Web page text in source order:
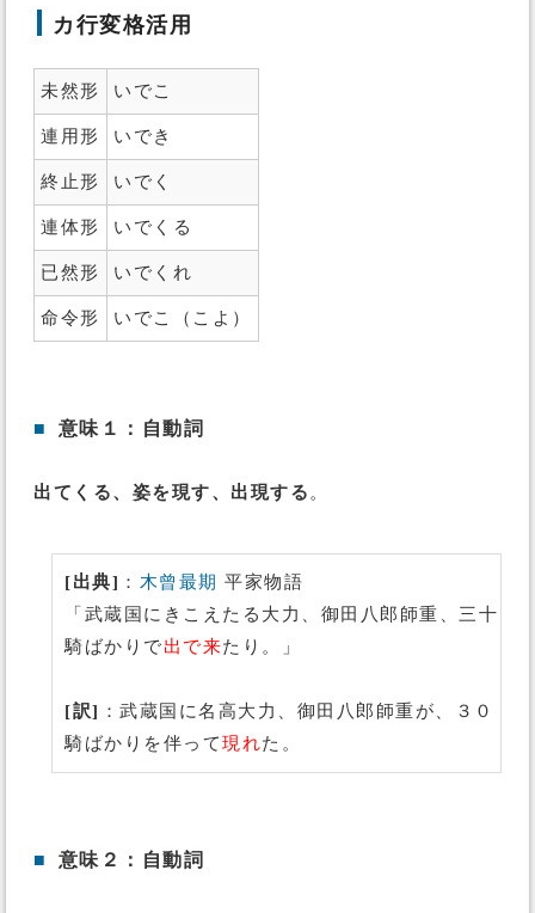
カ行変格活用
未然形 いでこ
連用形 いでき
終止形 いでく
連体形 いでくる
已然形 いでくれ
命令形 いでこ（こよ）
■ 意味１：自動詞
出てくる、姿を現す、出現する 。
[出典] ： 木曾最期 平家物語
「武蔵国にきこえたる大力、御田八郎師重、三十
騎ばかりで出で来たり。」
[訳] ：武蔵国に名高大力、御田八郎師重が、３０
騎ばかりを伴って現れた。
■ 意味２：自動詞